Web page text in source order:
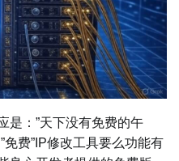
是：”天下没有免费的午
免费”IP修改工具要么功能有